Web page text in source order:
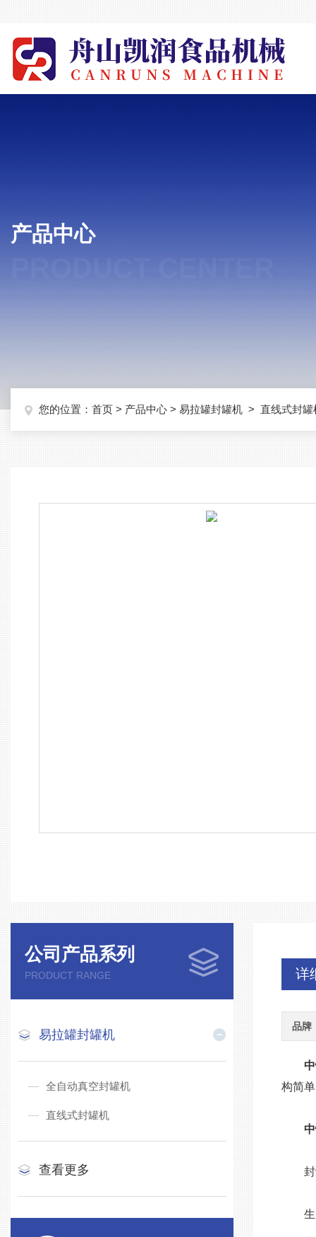
产品中心
您的位置： 首页 > 产品中心 > 易拉罐封罐机 > 直线式封罐
公司产品系列
PRODUCT RANGE
易拉罐封罐机
全自动真空封罐机
直线式封罐机
查看更多
详
品牌
构简
封
生产